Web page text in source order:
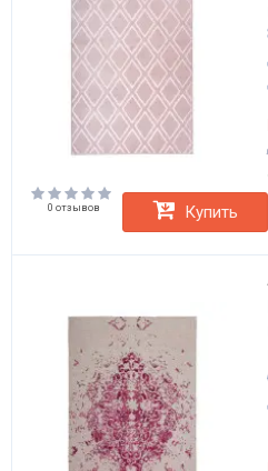
0 отзывов Купить